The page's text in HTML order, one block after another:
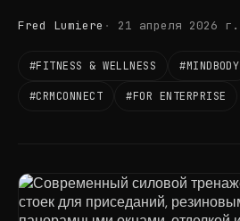
Fred Lumiere 21 апреля 2026 г.
#FITNESS & WELLNESS #MINDBODY
#CRMCONNECT #FOR ENTERPRISE